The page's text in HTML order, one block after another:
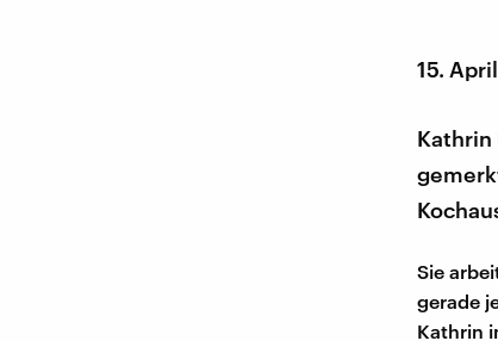
15.
Kathrin
Sie
gerade
Kathrin